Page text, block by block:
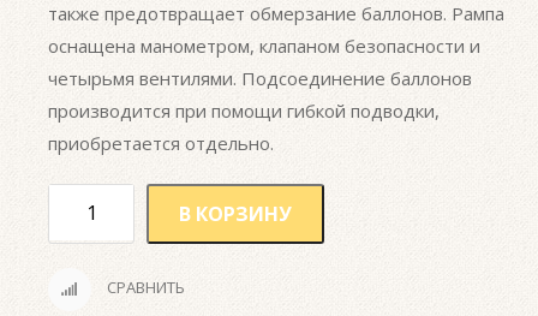
также предотвращает обмерзание баллонов. Рампа
оснащена манометром, клапаном безопасности и
четырьмя вентилями. Подсоединение баллонов
производится при помощи гибкой подводки,
приобретается отдельно.
В КОРЗИНУ
СРАВНИТЬ